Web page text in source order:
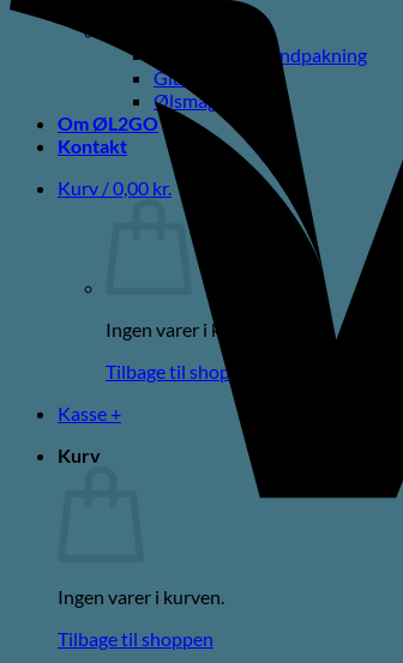
Gaveæsker og indpakning
Glas
Ølsmagning
Om ØL2GO
Kontakt
Kurv /0,00 kr.
Ingen varer i kurven.
Tilbage til shoppen
Kasse +
Kurv
Ingen varer i kurven.
Tilbage til shoppen